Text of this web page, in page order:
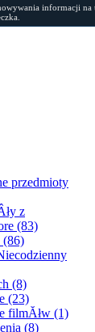
przedmioty
z
(83)
(86)
(8)
(23)
filmĂłw (1)
(8)
informacji